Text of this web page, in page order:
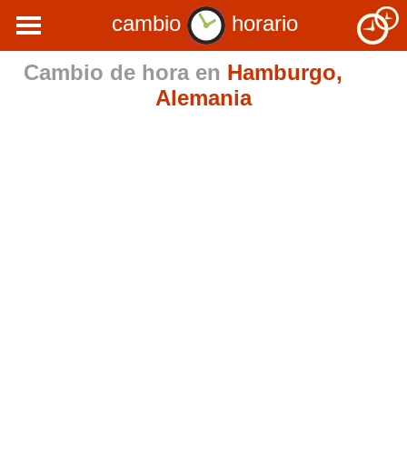
cambio
horario
Cambio de hora en Hamburgo,
Alemania